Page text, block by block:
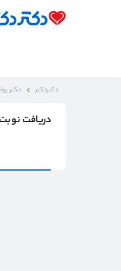
دکتردکتر دکتر
دریافت